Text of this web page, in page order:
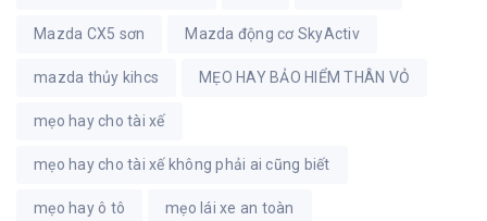
Mazda CX5 sơn Mazda động cơ SkyActiv
mazda thủy kihcs MẸO HAY BẢO HIỂM THÂN VỎ
mẹo hay cho tài xế
mẹo hay cho tài xế không phải ai cũng biết
mẹo hay ô tô mẹo lái xe an toàn